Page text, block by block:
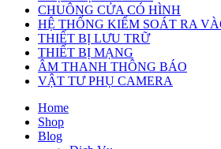
CHUÔNG CỬA CÓ HÌNH
HỆ THỐNG KIỂM SOÁT RA
THIẾT BỊ LƯU TRỮ
THIẾT BỊ MẠNG
ÂM THANH THÔNG BÁO
VẬT TƯ PHỤ CAMERA
Home
Shop
Blog